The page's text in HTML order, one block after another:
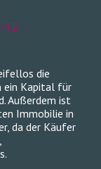
die
ein Kapital für
Außerdem ist
Immobilie in
da der Käufer